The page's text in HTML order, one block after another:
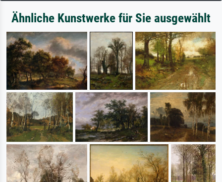
Ähnliche Kunstwerke für Sie ausgewählt